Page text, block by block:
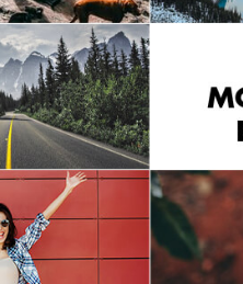
บริการรีทัชสินค้า บริก